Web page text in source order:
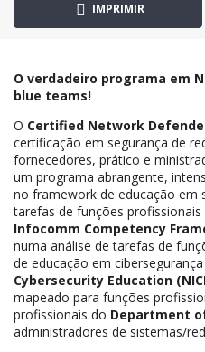
IMPRIMIR
O verdadeiro programa em
blue teams!
O Certified Network
certificação em segurança de
fornecedores, prático e
um programa abrangente,
no framework de educação em
tarefas de funções
Infocomm Competency
numa análise de tarefas de
de educação em
Cybersecurity Education
mapeado para funções
profissionais do Department
administradores de sistemas/